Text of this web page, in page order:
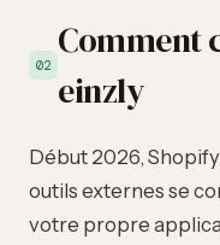
02
Comment
einzly
Début 2026,
outils externes se
votre propre